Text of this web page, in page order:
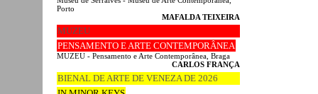
Porto
MAFALDA TEIXEIRA
MUZEU
PENSAMENTO E ARTE CONTEMPORÂNEA
MUZEU - Pensamento e Arte Contemporânea, Braga
CARLOS FRANÇA
BIENAL DE ARTE DE VENEZA DE 2026